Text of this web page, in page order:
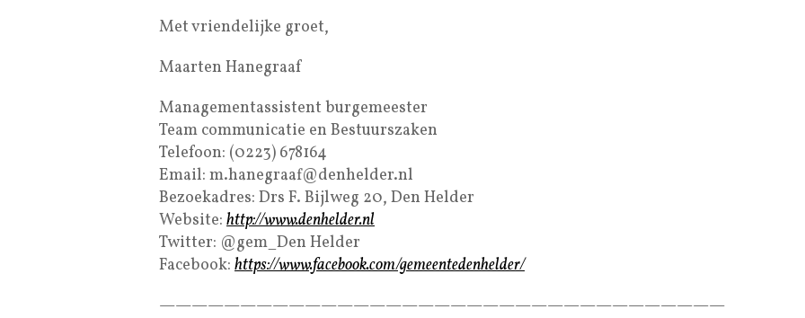
Met vriendelijke groet,
Maarten Hanegraaf
Managementassistent burgemeester
Team communicatie en Bestuurszaken
Telefoon: (0223) 678164
Email: m.hanegraaf@denhelder.nl
Bezoekadres: Drs F. Bijlweg 20, Den Helder
Website: http://www.denhelder.nl
Twitter: @gem_Den Helder
Facebook: https://www.facebook.com/gemeentedenhelder/
———————————————————————————————————